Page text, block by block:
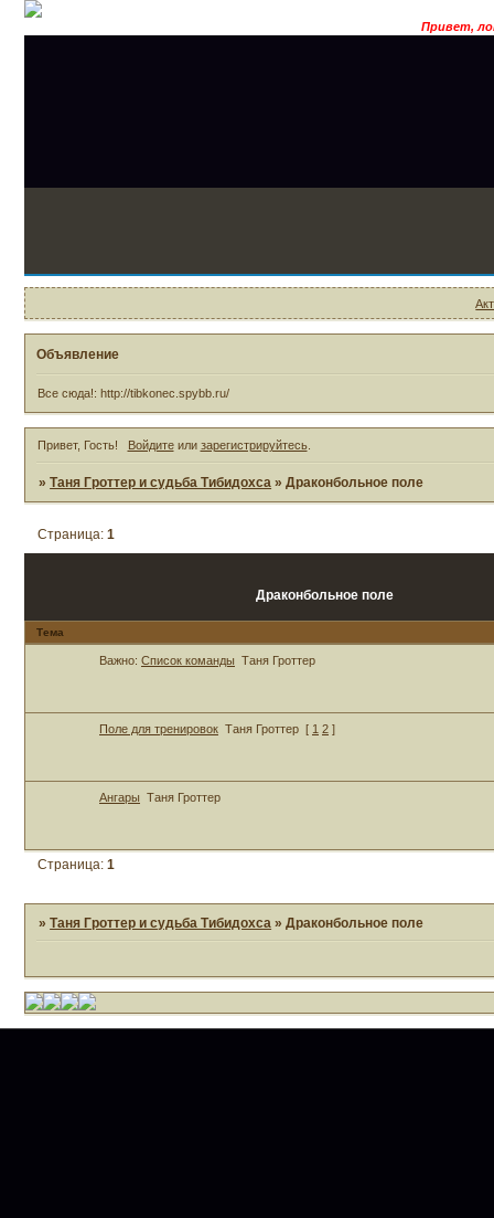
Привет,
Объявление
Все сюда!: http://tibkonec.spybb.ru/
Привет, Гость! Войдитеили зарегистрируйтесь.
»Таня Гроттер и судьба Тибидохса »Драконбольное поле
Драконбольное поле
Страница:1
Тема
Важно: Список команды Таня Гроттер
Поле для тренировок Таня Гроттер [ 1 2 ]
Ангары Таня Гроттер
Страница:1
»Таня Гроттер и судьба Тибидохса »Драконбольное поле